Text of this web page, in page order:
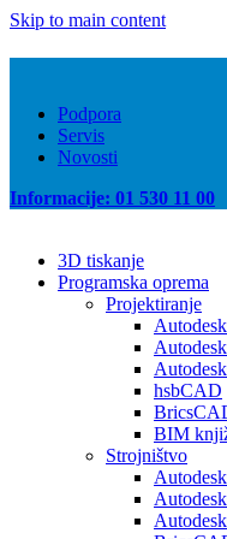
Skip to main content
Podpora
Servis
Novosti
Informacije: 01 530 11 00
3D tiskanje
Programska oprema
Projektiranje
hsbCAD
BIM
Strojništvo